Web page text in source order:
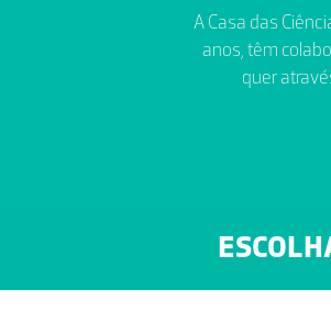
A Casa das
anos, têm
quer